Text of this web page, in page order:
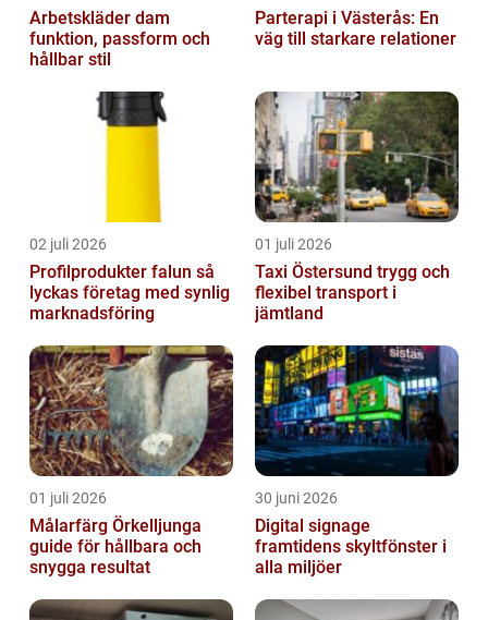
Arbetskläder dam
funktion, passform och
hållbar stil
Parterapi i Västerås: En
väg till starkare relationer
02 juli 2026
Profilprodukter falun så
lyckas företag med synlig
marknadsföring
01 juli 2026
Taxi Östersund trygg och
flexibel transport i
jämtland
01 juli 2026
Målarfärg Örkelljunga
guide för hållbara och
snygga resultat
30 juni 2026
Digital signage
framtidens skyltfönster i
alla miljöer